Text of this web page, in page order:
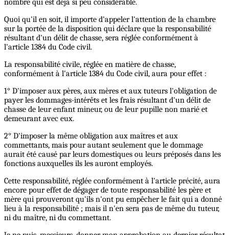
nombre qui est déjà si peu considérable.
Quoi qu'il en soit, il importe d'appeler l'attention de la chambre
sur la portée de la disposition qui déclare que la responsabilité
résultant d'un délit de chasse, sera réglée conformément à
l'article 1384 du Code civil.
La responsabilité civile, réglée en matière de chasse,
conformément à l'article 1384 du Code civil, aura pour effet :
1° D'imposer aux pères, aux mères et aux tuteurs l'obligation de
payer les dommages-intérêts et les frais résultant d'un délit de
chasse de leur enfant mineur, ou de leur pupille non marié et
demeurant avec eux.
2° D'imposer la même obligation aux maîtres et aux
commettants, mais pour autant seulement que le dommage
aurait été causé par leurs domestiques ou leurs préposés dans les
fonctions auxquelles ils les auront employés.
Cette responsabilité, réglée conformément à l'article précité, aura
encore pour effet de dégager de toute responsabilité les père et
mère qui prouveront qu'ils n'ont pu empêcher le fait qui a donné
lieu à la responsabilité ; mais il n'en sera pas de même du tuteur,
ni du maître, ni du commettant.